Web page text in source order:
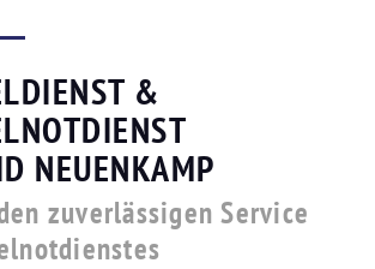
&
NEUENKAMP
zuverlässigen Service